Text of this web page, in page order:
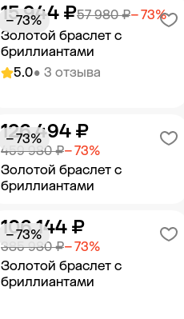
Добавить в корзину
5.0• 3 отзыва
Золотой браслет с
бриллиантами
57 980 ₽− 73%
15 944 ₽
− 73%
Добавить в корзину
Золотой браслет с
бриллиантами
459 980 ₽− 73%
126 494 ₽
− 73%
Добавить в корзину
Золотой браслет с
бриллиантами
385 980 ₽− 73%
106 144 ₽
− 73%